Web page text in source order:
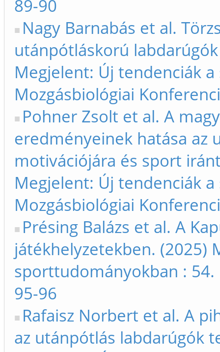
89-90
Nagy Barnabás et al.
utánpótláskorú
Megjelent: Új tendenciák
Mozgásbiológiai
Pohner Zsolt et al. A
eredményeinek hatása az
motivációjára és sport
Megjelent: Új tendenciák
Mozgásbiológiai
Présing Balázs et al. A
játékhelyzetekben. (2025)
sporttudományokban :
95-96
Rafaisz Norbert et al. A
az utánpótlás labdarúgók